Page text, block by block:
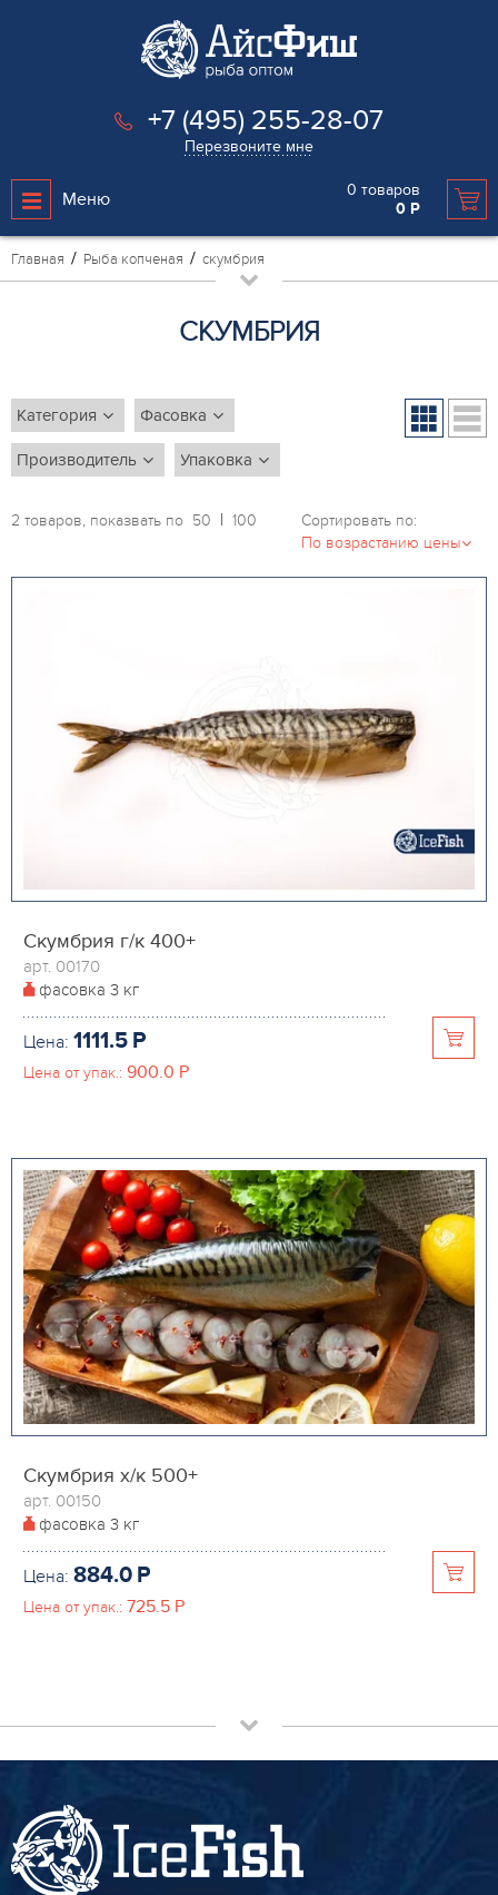
+7 (495) 255-28-07
Перезвоните мне
Меню 0 товаров
0 Р
Главная Рыба копченая скумбрия
СКУМБРИЯ
2 товаров, показвать по 50 100 Сортировать по:
Скумбрия г/к 400+
арт. 00170
фасовка 3 кг
Цена: 1111.5 P
Цена от упак.: 900.0 P
Скумбрия х/к 500+
арт. 00150
фасовка 3 кг
Цена: 884.0 P
Цена от упак.: 725.5 P